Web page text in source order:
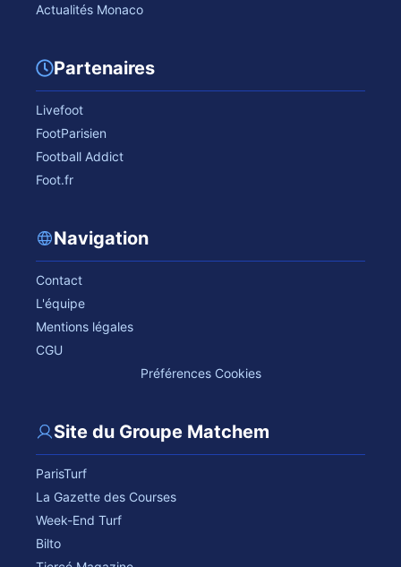
Actualités Monaco
Partenaires
Livefoot
FootParisien
Football Addict
Foot.fr
Navigation
Contact
L'équipe
Mentions légales
CGU
Préférences Cookies
Site du Groupe Matchem
ParisTurf
La Gazette des Courses
Week-End Turf
Bilto